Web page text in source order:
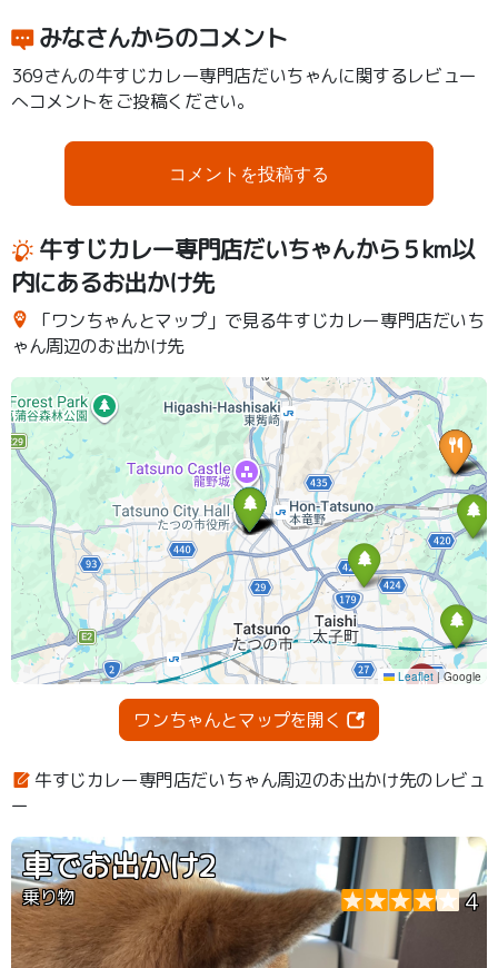
みなさんからのコメント
369さんの牛すじカレー専門店だいちゃんに関するレビュー
へコメントをご投稿ください。
コメントを投稿する
牛すじカレー専門店だいちゃんから５km以
内にあるお出かけ先
「ワンちゃんとマップ」で見る牛すじカレー専門店だいち
ゃん周辺のお出かけ先
ワンちゃんとマップを開く
牛すじカレー専門店だいちゃん周辺のお出かけ先のレビュ
ー
車でお出かけ2
乗り物 4